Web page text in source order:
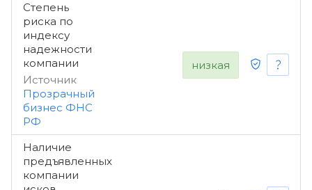
Степень
риска по
индексу
надежности
компании
Источник
Прозрачный
бизнес ФНС
РФ
низкая
Наличие
предъявленных
компании